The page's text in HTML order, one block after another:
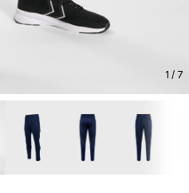
1 / 7